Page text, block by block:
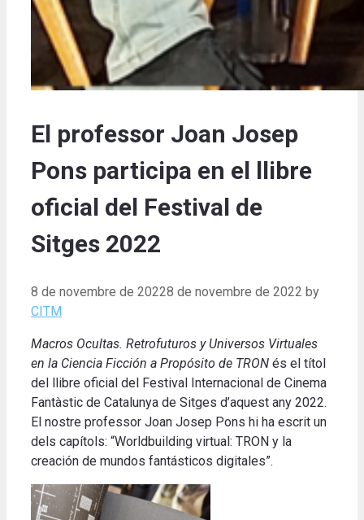
El professor Joan Josep
Pons participa en el llibre
oficial del Festival de
Sitges 2022
8 de novembre de 20228 de novembre de 2022 by
CITM
Macros Ocultas. Retrofuturos y Universos Virtuales
en la Ciencia Ficción a Propósito de TRON és el títol
del llibre oficial del Festival Internacional de Cinema
Fantàstic de Catalunya de Sitges d’aquest any 2022.
El nostre professor Joan Josep Pons hi ha escrit un
dels capítols: “Worldbuilding virtual: TRON y la
creación de mundos fantásticos digitales”.